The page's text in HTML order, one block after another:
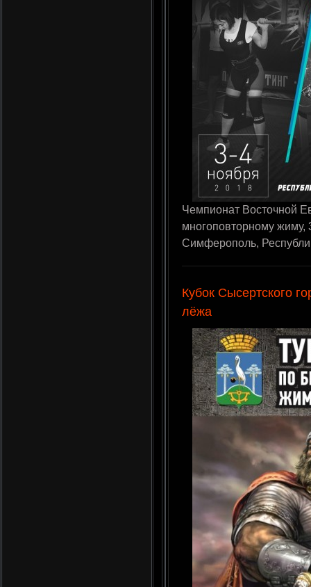
Чемпионат Восточной
многоповторному жиму,
Симферополь,
Кубок Сысертского
лёжа